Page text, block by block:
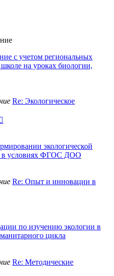
с учетом региональных
на уроках биологии,
Re: Экологическое
сообщениюэкологической
в условиях ФГОС ДОО
Re: Опыт и инновации в
по изучению экологии в
цикла
Re: Методические